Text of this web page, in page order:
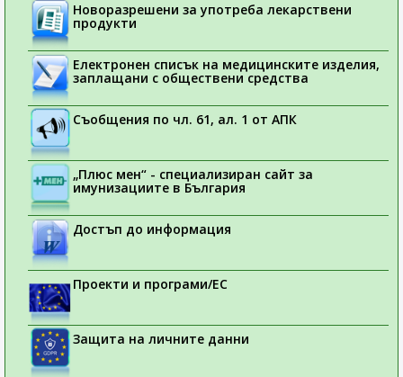
Новоразрешени за употреба лекарствени
продукти
Електронен списък на медицинските изделия,
заплащани с обществени средства
Съобщения по чл. 61, ал. 1 от АПК
„Плюс мен“ - специализиран сайт за
имунизациите в България
Достъп до информация
Проекти и програми/ЕС
Защита на личните данни